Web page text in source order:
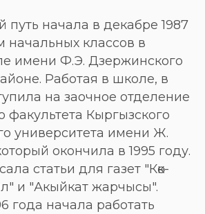
путь начала в декабре 1987
начальных классов в
имени Ф.Э. Дзержинского
Работая в школе, в
на заочное отделение
факультета Кыргызского
университета имени Ж.
окончила в 1995 году.
статьи для газет "Көк-
и "Акыйкат жарчысы".
года начала работать